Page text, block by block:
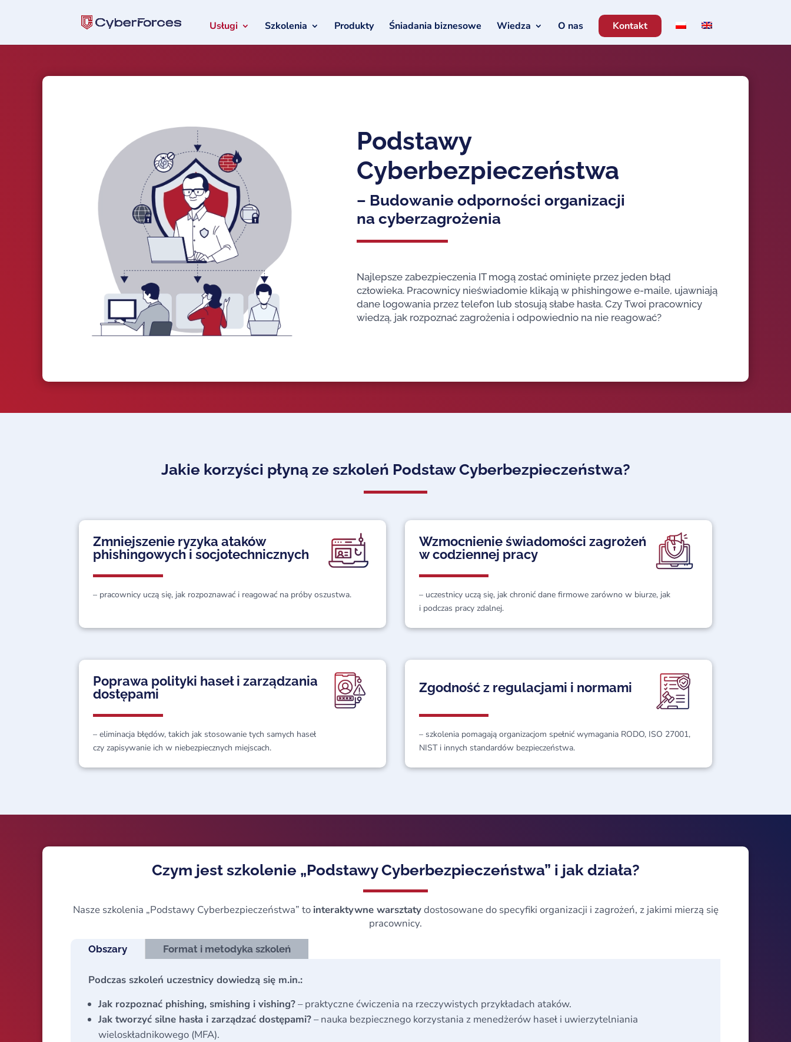
Usługi Szkolenia Produkty Śniadania biznesowe Wiedza O nas Kontakt
Podstawy
Cyberbezpieczeństwa
– Budowanie odporności organizacji
na cyberzagrożenia
Najlepsze zabezpieczenia IT mogą zostać ominięte przez jeden błąd
człowieka. Pracownicy nieświadomie klikają w phishingowe e-maile, ujawniają
dane logowania przez telefon lub stosują słabe hasła. Czy Twoi pracownicy
wiedzą, jak rozpoznać zagrożenia i odpowiednio na nie reagować?
Jakie korzyści płyną ze szkoleń Podstaw Cyberbezpieczeństwa?
Zmniejszenie ryzyka ataków
phishingowych i socjotechnicznych
– pracownicy uczą się, jak rozpoznawać i reagować na próby oszustwa.
Wzmocnienie świadomości zagrożeń
w codziennej pracy
– uczestnicy uczą się, jak chronić dane firmowe zarówno w biurze, jak
i podczas pracy zdalnej.
Poprawa polityki haseł i zarządzania
dostępami
– eliminacja błędów, takich jak stosowanie tych samych haseł
czy zapisywanie ich w niebezpiecznych miejscach.
Zgodność z regulacjami i normami
– szkolenia pomagają organizacjom spełnić wymagania RODO, ISO 27001,
NIST i innych standardów bezpieczeństwa.
Czym jest szkolenie „Podstawy Cyberbezpieczeństwa” i jak działa?
Nasze szkolenia „Podstawy Cyberbezpieczeństwa” to interaktywne warsztatydostosowane do specyfiki organizacji i zagrożeń, z jakimi mierzą się
pracownicy.
Obszary Format i metodyka szkoleń
Podczas szkoleń uczestnicy dowiedzą się m.in.:
Jak rozpoznać phishing, smishing i vishing?– praktyczne ćwiczenia na rzeczywistych przykładach ataków.
Jak tworzyć silne hasła i zarządzać dostępami?– nauka bezpiecznego korzystania z menedżerów haseł i uwierzytelniania
wieloskładnikowego (MFA).